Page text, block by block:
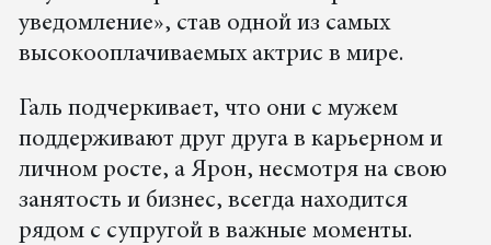
уведомление», став одной из самых
высокооплачиваемых актрис в мире.
Галь подчеркивает, что они с мужем
поддерживают друг друга в карьерном и
личном росте, а Ярон, несмотря на свою
занятость и бизнес, всегда находится
рядом с супругой в важные моменты.